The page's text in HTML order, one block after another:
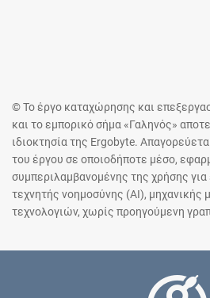
© Το έργο καταχώρησης και
και το εμπορικό σήμα «Γαληνός»
ιδιοκτησία της Ergobyte.
του έργου σε οποιοδήποτε μέσο,
συμπεριλαμβανομένης της χρήσης
τεχνητής νοημοσύνης (AI), μηχανικής
τεχνολογιών, χωρίς προηγούμενη